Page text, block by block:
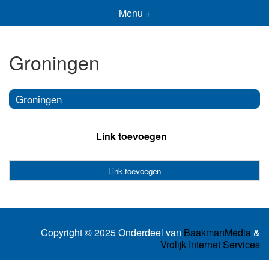
Menu +
Groningen
Groningen
Link toevoegen
Link toevoegen
Copyright © 2025 Onderdeel van BaakmanMedia&
Vrolijk Internet Services